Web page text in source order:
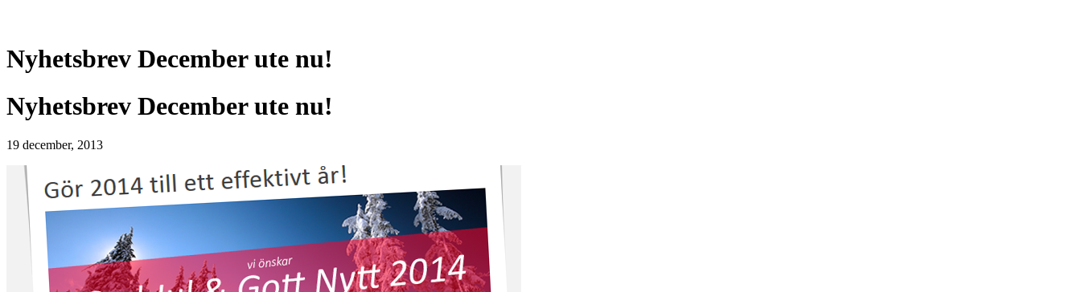
Nyhetsbrev December ute nu!
Nyhetsbrev December ute nu!
19 december, 2013